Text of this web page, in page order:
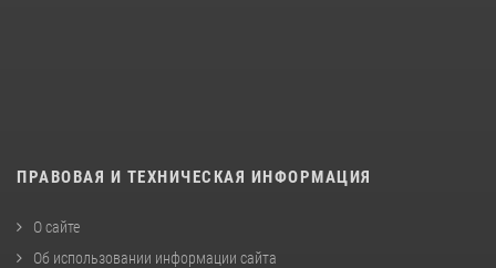
ПРАВОВАЯ И ТЕХНИЧЕСКАЯ ИНФОРМАЦИЯ
О сайте
Об использовании информации сайта